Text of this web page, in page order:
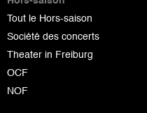
Tout le Hors-saison
Société des concerts
Theater in Freiburg
OCF
NOF